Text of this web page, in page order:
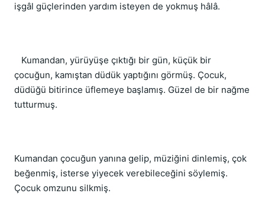
işgâl güçlerinden yardım isteyen de yokmuş hâlâ.
Kumandan, yürüyüşe çıktığı bir gün, küçük bir
çocuğun, kamıştan düdük yaptığını görmüş. Çocuk,
düdüğü bitirince üflemeye başlamış. Güzel de bir nağme
tutturmuş.
Kumandan çocuğun yanına gelip, müziğini dinlemiş, çok
beğenmiş, isterse yiyecek verebileceğini söylemiş.
Çocuk omzunu silkmiş.